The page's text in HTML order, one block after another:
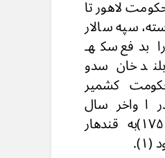
لاهور تا
سپه سالار
بدفع سکهـ
خان سدو
کشمیر
اواخر سال
۱۱۷۰هـ (۱۷۵۶)به قندهار